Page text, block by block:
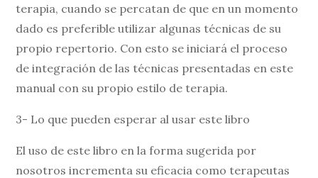
terapia, cuando se percatan de que en un momento
dado es preferible utilizar algunas técnicas de su
propio repertorio. Con esto se iniciará el proceso
de integración de las técnicas presentadas en este
manual con su propio estilo de terapia.
3- Lo que pueden esperar al usar este libro
El uso de este libro en la forma sugerida por
nosotros incrementa su eficacia como terapeutas